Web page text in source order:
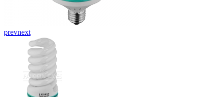
prevnext